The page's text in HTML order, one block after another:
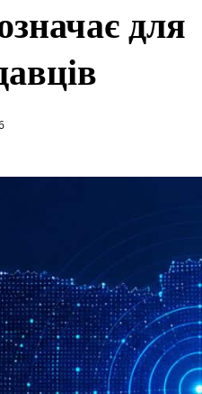
для